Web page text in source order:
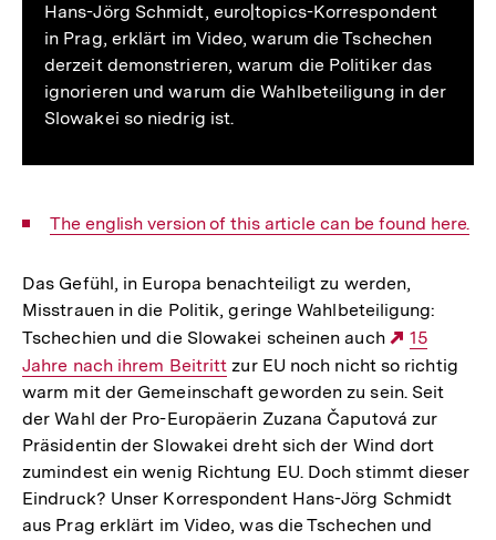
Hans-Jörg Schmidt, euro|topics-Korrespondent
in Prag, erklärt im Video, warum die Tschechen
derzeit demonstrieren, warum die Politiker das
ignorieren und warum die Wahlbeteiligung in der
Slowakei so niedrig ist.
Interner
The english version of this article can be found here.
Das Gefühl, in Europa benachteiligt zu werden,
Misstrauen in die Politik, geringe Wahlbeteiligung:
Tschechien und die Slowakei scheinen auch
Externer
Link:
15
Jahre nach ihrem Beitritt zur EU noch nicht so richtig
warm mit der Gemeinschaft geworden zu sein. Seit
der Wahl der Pro-Europäerin Zuzana Čaputová zur
Präsidentin der Slowakei dreht sich der Wind dort
zumindest ein wenig Richtung EU. Doch stimmt dieser
Eindruck? Unser Korrespondent Hans-Jörg Schmidt
aus Prag erklärt im Video, was die Tschechen und